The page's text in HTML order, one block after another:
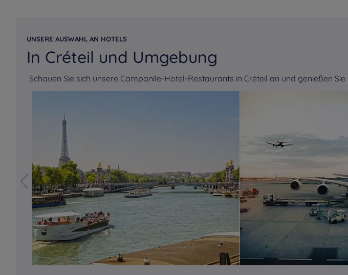
UNSERE AUSWAHL AN HOTELS
In Créteil und Umgebung
Schauen Sie sich unsere Campanile-Hotel-Restaurants in Créteil an und genießen